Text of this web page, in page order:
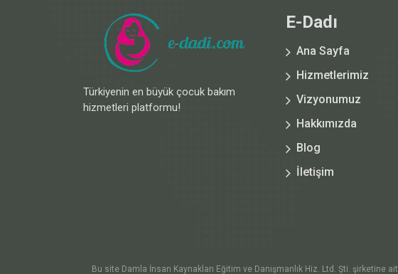
Türkiyenin en büyük çocuk bakım
hizmetleri platformu!
E-Dadı
Ana Sayfa
Hizmetlerimiz
Vizyonumuz
Hakkımızda
Blog
İletişim
Bu site Damla İnsan Kaynakları Eğitim ve Danışmanlık Hiz. Ltd. Şti. şirketine